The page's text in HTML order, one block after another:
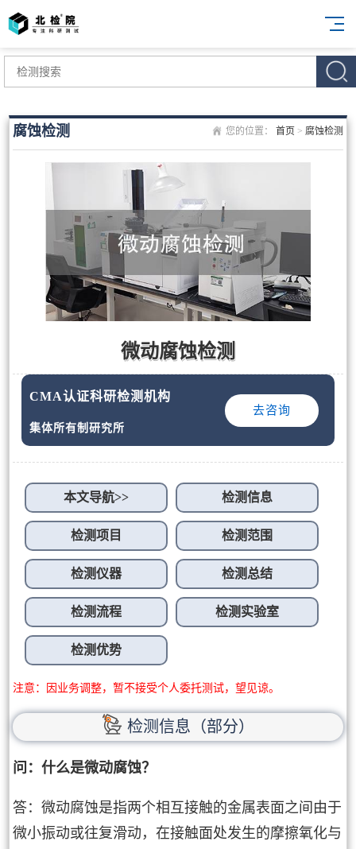
您的位置： 首页 > 腐蚀检测
腐蚀检测
微动腐蚀检测
CMA认证科研检测机构
集体所有制研究所
去咨询
本文导航>> 检测信息
检测项目 检测范围
检测仪器 检测总结
检测流程 检测实验室
检测优势
注意：因业务调整，暂不接受个人委托测试，望见谅。
检测信息（部分）
问：什么是微动腐蚀？
答：微动腐蚀是指两个相互接触的金属表面之间由于
微小振动或往复滑动，在接触面处发生的摩擦氧化与